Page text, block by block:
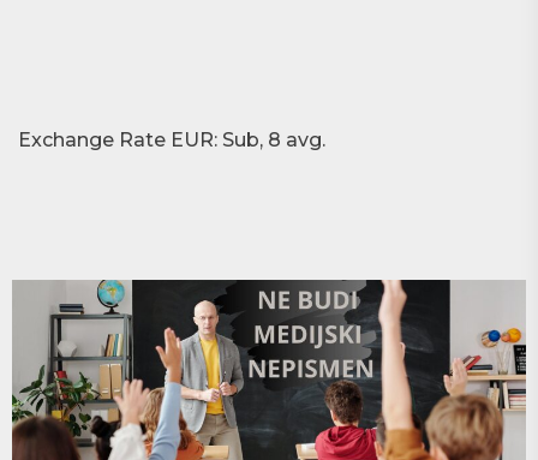
Exchange Rate EUR: Sub, 8 avg.